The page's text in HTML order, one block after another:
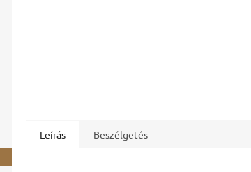
Leírás Beszélgetés